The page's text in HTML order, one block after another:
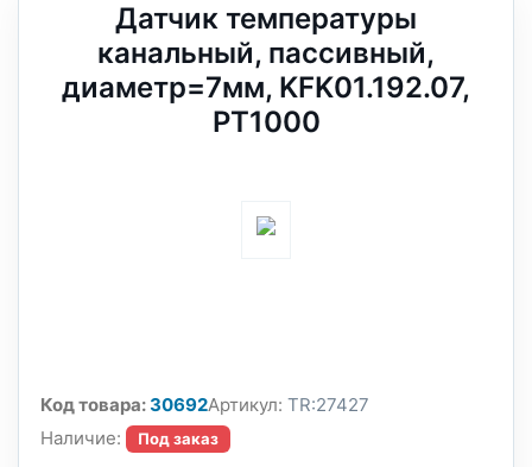
Датчик температуры
канальный, пассивный,
диаметр=7мм, KFK01.192.07,
PT1000
Код товара:30692Артикул: TR:27427
Наличие:
Под заказ